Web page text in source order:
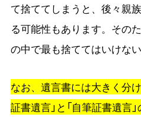
て捨ててしまうと、後々親
る可能性もあります。その
の中で最も捨ててはいけな
なお、遺言書には大きく分
証書遺言」と「自筆証書遺言